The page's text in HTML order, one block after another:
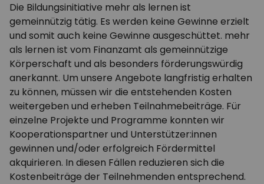
Die Bildungsinitiative mehr als lernen ist
gemeinnützig tätig. Es werden keine Gewinne erzielt
und somit auch keine Gewinne ausgeschüttet. mehr
als lernen ist vom Finanzamt als gemeinnützige
Körperschaft und als besonders förderungswürdig
anerkannt. Um unsere Angebote langfristig erhalten
zu können, müssen wir die entstehenden Kosten
weitergeben und erheben Teilnahmebeiträge. Für
einzelne Projekte und Programme konnten wir
Kooperationspartner und Unterstützer:innen
gewinnen und/oder erfolgreich Fördermittel
akquirieren. In diesen Fällen reduzieren sich die
Kostenbeiträge der Teilnehmenden entsprechend.